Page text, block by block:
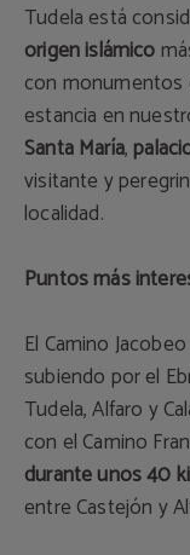
Tudela está
origen islámico
con monumentos
estancia en
Santa María,
visitante y
localidad.
Puntos más
El Camino
subiendo por el
Tudela, Alfaro y
con el Camino
durante unos 40
entre Castejón y